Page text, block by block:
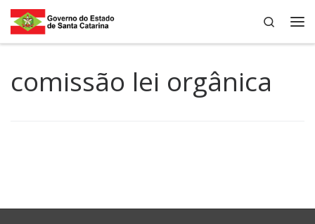
Skip to content
Search
comissão lei orgânica